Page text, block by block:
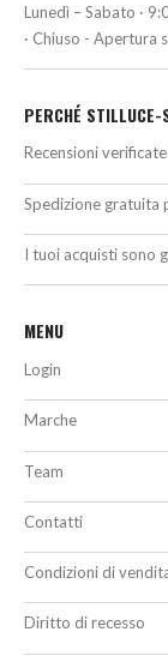
Lunedì – Sabato ·
· Chiuso - Apertura
PERCHÉ STILLUCE-
Recensioni
Spedizione gratuita
I tuoi acquisti sono
MENU
Login
Marche
Team
Contatti
Condizioni di
Diritto di recesso